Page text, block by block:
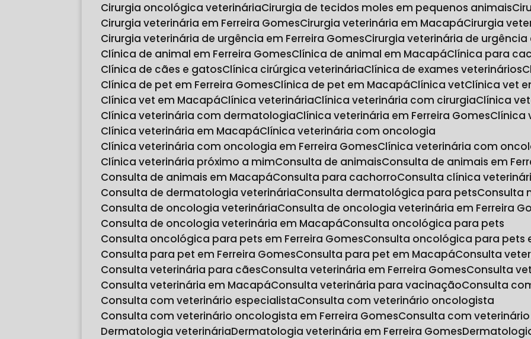
Cirurgia oncológica veterinária Cirurgia de tecidos moles em pequenos animais
Cirurgia veterinária em Ferreira Gomes Cirurgia veterinária em Macapá Cirurgia
Cirurgia veterinária de urgência em Ferreira Gomes Cirurgia veterinária de
Clínica de animal em Ferreira Gomes Clínica de animal em Macapá Clínica para
Clínica de cães e gatos Clínica cirúrgica veterinária Clínica de exames veterinários
Clínica de pet em Ferreira Gomes Clínica de pet em Macapá Clínica vet Clínica vet
Clínica vet em Macapá Clínica veterinária Clínica veterinária com cirurgia Clínica
Clínica veterinária com dermatologia Clínica veterinária em Ferreira Gomes
Clínica veterinária em Macapá Clínica veterinária com oncologia
Clínica veterinária com oncologia em Ferreira Gomes Clínica veterinária com
Clínica veterinária próximo a mim Consulta de animais Consulta de animais em
Consulta de animais em Macapá Consulta para cachorro Consulta clínica
Consulta de dermatologia veterinária Consulta dermatológica para pets
Consulta de oncologia veterinária Consulta de oncologia veterinária em Ferreira
Consulta de oncologia veterinária em Macapá Consulta oncológica para pets
Consulta oncológica para pets em Ferreira Gomes Consulta oncológica para pets
Consulta para pet em Ferreira Gomes Consulta para pet em Macapá Consulta
Consulta veterinária para cães Consulta veterinária em Ferreira Gomes Consulta
Consulta veterinária em Macapá Consulta veterinária para vacinação Consulta
Consulta com veterinário especialista Consulta com veterinário oncologista
Consulta com veterinário oncologista em Ferreira Gomes Consulta com
Dermatologia veterinária Dermatologia veterinária em Ferreira Gomes